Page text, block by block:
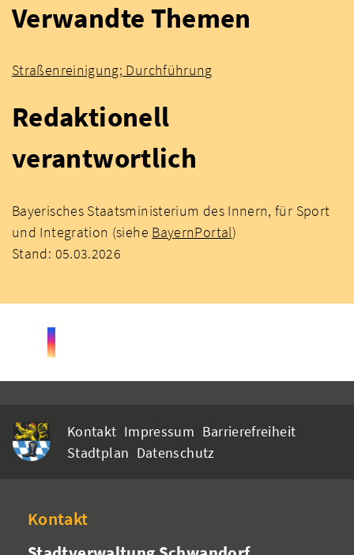
Verwandte Themen
Straßenreinigung; Durchführung
Redaktionell
verantwortlich
Bayerisches Staatsministerium des Innern, für Sport
und Integration (siehe BayernPortal)
Stand: 05.03.2026
Kontakt Impressum Barrierefreiheit
Stadtplan Datenschutz
Kontakt